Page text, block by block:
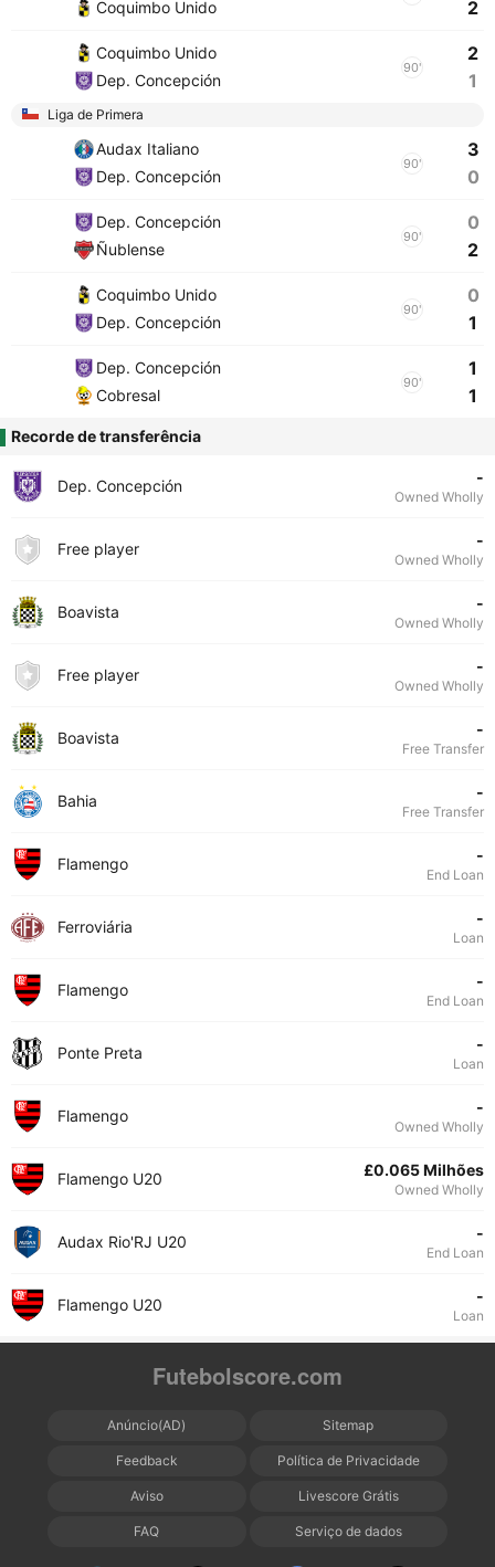
Coquimbo Unido
2
Coquimbo Unido
Dep. Concepción
90'
2
1
Liga de Primera
Audax Italiano
Dep. Concepción
90'
3
0
Dep. Concepción
Ñublense
90'
0
2
Coquimbo Unido
Dep. Concepción
90'
0
1
Dep. Concepción
Cobresal
90'
1
1
Recorde de transferência
Dep. Concepción -
Owned Wholly
Free player -
Owned Wholly
Boavista -
Owned Wholly
Free player -
Owned Wholly
Boavista -
Free Transfer
Bahia -
Free Transfer
Flamengo -
End Loan
Ferroviária -
Loan
Flamengo -
End Loan
Ponte Preta -
Loan
Flamengo -
Owned Wholly
Flamengo U20 £0.065 Milhões
Owned Wholly
Audax Rio'RJ U20 -
End Loan
Flamengo U20 -
Loan
Futebolscore.com
Anúncio(AD) Sitemap
Feedback Política de Privacidade
Aviso Livescore Grátis
FAQ Serviço de dados